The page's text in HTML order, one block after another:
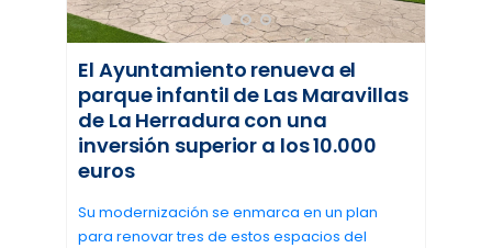
El Ayuntamiento renueva el
parque infantil de Las Maravillas
de La Herradura con una
inversión superior a los 10.000
euros
Su modernización se enmarca en un plan
para renovar tres de estos espacios del